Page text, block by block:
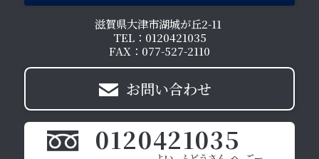
滋賀県大津市湖城が丘2-11
TEL：0120421035
FAX：077-527-2110
お問い合わせ
0120421035